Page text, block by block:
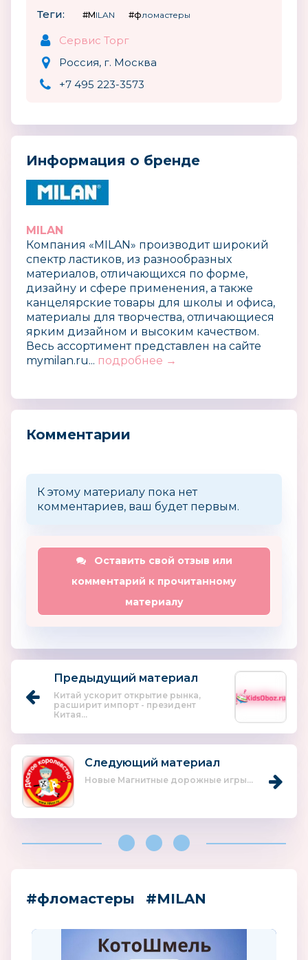
Теги:
#MILAN #фломастеры
Сервис Торг
Россия, г. Москва
+7 495 223-3573
Информация о бренде
MILAN
Компания «MILAN» производит широкий
спектр ластиков, из разнообразных
материалов, отличающихся по форме,
дизайну и сфере применения, а также
канцелярские товары для школы и офиса,
материалы для творчества, отличающиеся
ярким дизайном и высоким качеством.
Весь ассортимент представлен на сайте
mymilan.ru... подробнее →
Комментарии
К этому материалу пока нет
комментариев, ваш будет первым.
Оставить свой отзыв или
комментарий к прочитанному
материалу
Предыдущий материал
Китай ускорит открытие рынка,
расширит импорт - президент
Китая...
Следующий материал
Новые Магнитные дорожные игры...
#фломастеры #MILAN